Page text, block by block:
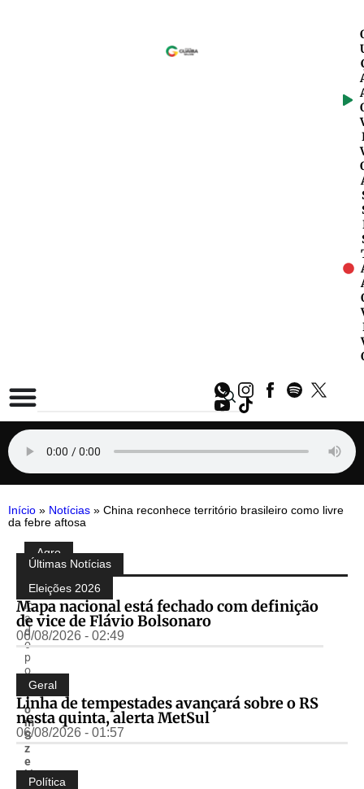
Início » Notícias » China reconhece território brasileiro como livre
da febre aftosa
Compartilhe:
Agro
P
bl
ic
a
d
o
p
o
T
o
m
S
z
e
ki
Últimas Notícias
Eleições 2026
Mapa nacional está fechado com definição
de vice de Flávio Bolsonaro
06/08/2026 - 02:49
Geral
Linha de tempestades avançará sobre o RS
nesta quinta, alerta MetSul
06/08/2026 - 01:57
Política